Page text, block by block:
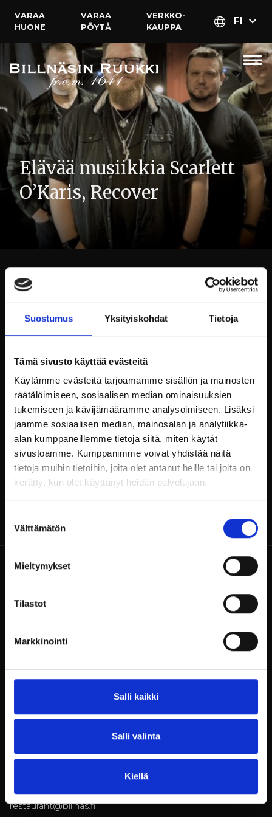
Suostumus Yksityiskohdat Tietoja
Tämä sivusto käyttää evästeitä
Käytämme evästeitä tarjoamamme sisällön ja mainosten
räätälöimiseen, sosiaalisen median ominaisuuksien
tukemiseen ja kävijämäärämme analysoimiseen. Lisäksi
jaamme sosiaalisen median, mainosalan ja analytiikka-
alan kumppaneillemme tietoja siitä, miten käytät
sivustoamme. Kumppanimme voivat yhdistää näitä
tietoja muihin tietoihin, joita olet antanut heille tai joita on
kerätty, kun olet käyttänyt heidän palvelujaan.
valinta
Välttämätön
Mieltymykset
Tilastot
Markkinointi
Salli kaikki
Salli valinta
Kiellä
VARAA
HUONE
VARAA
PÖYTÄ
VERKKO­
KAUPPA
FI
Elävää musiikkia Scarlett
O’Karis, Recover
Tervetuloa nauttimaan kesäillasta Billnäsin
Recover esiintyy 4.7.2025 kello 19:30 alkaen.
Perustettu vuonna 2020 pienenä triona josta
nopeasti tuli kunnon bändi.
Kokoonpanoon kuuluu Anders Smeds, Janne
Vidfält, Fredrik Lindholm, Oliver Gustafsson ja
Staffan Lundmark.
Recoverin dynaamisessa biisilistassa on
rokkaavia cover -biisejä niin Stig:ltä ja Green
Day:ltä aina Tina Turneriin ja Roxetteen.
Billnäsin ruukki
myyntipalvelu@billnas.fi
+358 9 3154 9070
restaurant@billnas.fi